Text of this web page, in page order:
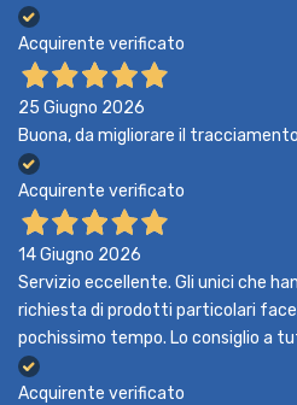
Acquirente verificato
25 Giugno 2026
Buona, da migliorare il
Acquirente verificato
14 Giugno 2026
Servizio eccellente. Gli unici che
richiesta di prodotti particolari
pochissimo tempo. Lo consiglio a
Acquirente verificato